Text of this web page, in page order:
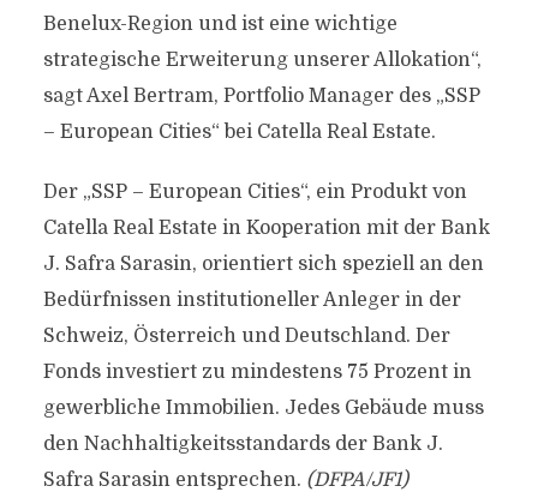
Benelux-Region und ist eine wichtige
strategische Erweiterung unserer Allokation“,
sagt Axel Bertram, Portfolio Manager des „SSP
– European Cities“ bei Catella Real Estate.
Der „SSP – European Cities“, ein Produkt von
Catella Real Estate in Kooperation mit der Bank
J. Safra Sarasin, orientiert sich speziell an den
Bedürfnissen institutioneller Anleger in der
Schweiz, Österreich und Deutschland. Der
Fonds investiert zu mindestens 75 Prozent in
gewerbliche Immobilien. Jedes Gebäude muss
den Nachhaltigkeitsstandards der Bank J.
Safra Sarasin entsprechen. (DFPA/JF1)